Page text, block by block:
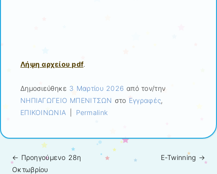
Λήψη αρχείου pdf.
Δημοσιεύθηκε 3 Μαρτίου 2026 από τον/την
ΝΗΠΙΑΓΩΓΕΙΟ ΜΠΕΝΙΤΣΩΝ στο Εγγραφές,
ΕΠΙΚΟΙΝΩΝΙΑ
Permalink
Πλοήγηση άρθρων
← Προηγούμενo 28η
Οκτωβρίου
E-Twinning →